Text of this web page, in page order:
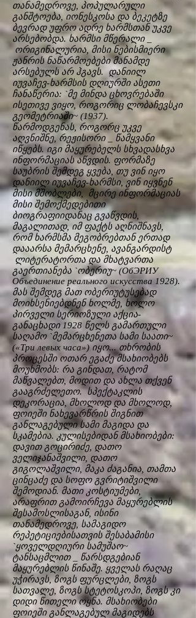
თანამედროვე, პოპულარული
განშტოება, იონესკოსა და ბეკეტზე
ბევრად უფრო ადრე ხარმსთან უკვე
არსებობდა. ხარმსი მწერალი _
ორიგინალურია, მისი ნებისმიერი
ჟანრის ნაწარმოებები მანამდე
არსებულს არ ჰგავს. დანიილ
იუვაჩევ-ხარმსის დღიურში ასეთი
ჩანაწერია: `მე მინდა ცხოვრებაში
ისეთივე ვიყო, როგორიც ლობაჩევსკი
გეომეტრიაში~ (1937).
წარმოდგენას, როგორც უკვე
აღვნიშნე, რეჟისორი _ წამყვანი
იწყებს. იგი მაყურებელს სხვადასხვა
ინფორმაციას აწვდის. ფორმაზე
საუბრის შემდეგ ყვება, თუ ვინ იყო
დანიილ იუვაჩევ-ხარმსი, ვინ იყვნენ
მისი მშობლები, მცირე ინფორმაციას
მისი შემოქმედებითი
ბიოგრაფიიდანაც გვაწვდის,
მაგალითად, იმ ფაქტს აღნიშნავს,
რომ ხარმსმა მეგობრებთან ერთად
დააარსა მემარცხენე, ავანგარდისტ
ლიტერატორთა და მხატვართა
გაერთიანება `ობერიუ~ (ОбЭРИУ
Объединение реального искусства 1928).
მას შემდეგ მათ ობერიუტუსებად
მოიხსენიებდნენ ხოლმე, ხოლო
პირველი სერიოზული აქცია-
განაცხადი 1928 წელს გამართული
საღამო `მემარცხენეთა სამი საათი~
(«Три левых часа») იყო... თხრობის
პროცესში ოთარ ეგაძე მსახიობებს
მოუხმობს: რა გინდათ, რატომ
მაწვალებთ, მოდით და ახლა თქვენ
გააგრძელეთო. სპექტაკლის
დეკორაცია, მხოლოდ და მხოლოდ,
ფოიეში ნახევარწრის შიგნით
განლაგებული სამი მაგიდა და
სკამებია. კულისებიდან მსახიობები:
დავით გოცირიძე, დათო
ველიჯანაშვილი, დათო
გიგოლაშვილი, მაკა ძაგანია, თამთა
ცინცაძე და სოფო გვრიტიშვილი
შემოდიან. მათი კოსტიუმები,
არაფრით გამოირჩევა მაყურებლის
შესამოსლისაგან, ისინი
თანამედროვე, სამაგიდო
რეპეტიციებისათვის შესაბამისი
`ყოველდღიური სამუშაო~
ტანსაცმლით _ წარსდგებიან
მაყურებლის წინაშე. ყველას რაღაც
უჭირავს, ზოგს ფურცლები, ზოგს
სათვალე, ზოგს სტეტოსკოპი, ზოგს კი
დიდი წითელი ოყნა. მსახიობები
ფოიეში განლაგებულ მაგიდებს